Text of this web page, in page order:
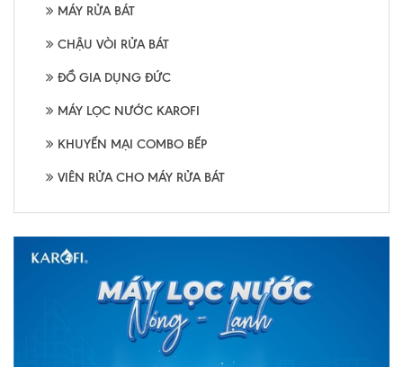
MÁY RỬA BÁT
CHẬU VÒI RỬA BÁT
ĐỒ GIA DỤNG ĐỨC
MÁY LỌC NƯỚC KAROFI
KHUYẾN MẠI COMBO BẾP
VIÊN RỬA CHO MÁY RỬA BÁT